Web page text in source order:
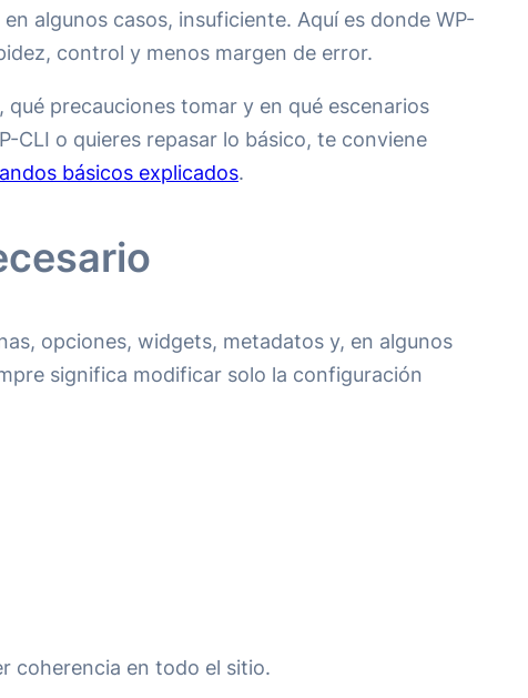
algunos casos, insuficiente. Aquí es donde WP-
control y menos margen de error.
precauciones tomar y en qué escenarios
CLI o quieres repasar lo básico, te conviene
básicos explicados.
opciones, widgets, metadatos y, en algunos
significa modificar solo la configuración
coherencia en todo el sitio.